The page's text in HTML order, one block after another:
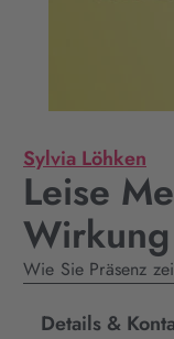
Sylvia Löhken
Leise
Wirkung
Wie Sie Präsenz
Details &